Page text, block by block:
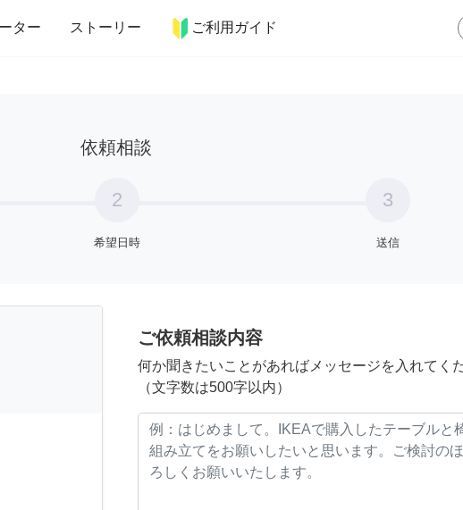
ター ストーリー ご利用ガイド
趣味・習い事 ペット 料理
依頼相談
2
希望日時
3
送信
ご依頼相談内容
何か聞きたいことがあればメッセージを入れてく
（文字数は500字以内）